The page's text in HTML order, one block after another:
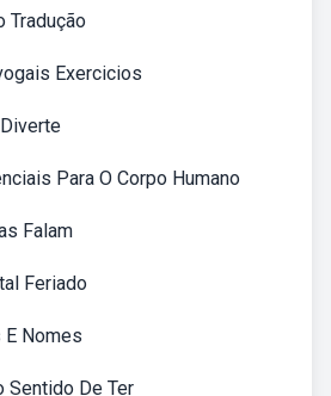
Tradução
Exercicios
Para O Corpo Humano
Falam
Feriado
Nomes
Sentido De Ter